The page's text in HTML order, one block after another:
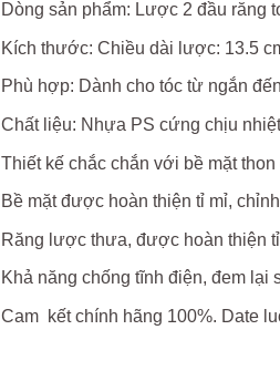
Dòng sản phẩm: Lược 2 đầu răng
Kích thước: Chiều dài lược: 13.5
Phù hợp: Dành cho tóc từ ngắn
Chất liệu: Nhựa PS cứng chịu
Thiết kế chắc chắn với bề mặt
Bề mặt được hoàn thiện tỉ mỉ,
Răng lược thưa, được hoàn thiện
Khả năng chống tĩnh điện, đem lại
Cam kết chính hãng 100%. Date